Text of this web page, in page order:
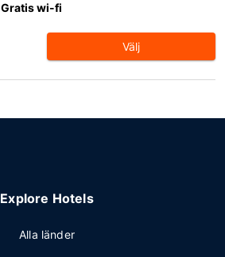
Gratis wi-fi
Välj
Explore Hotels
Alla länder